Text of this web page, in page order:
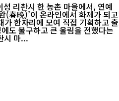
리촨시 한 농촌 마을에서, 연예
(春晚)’이 온라인에서 화제가 되고
한자리에 모여 직접 기획하고 출
도 불구하고 큰 울림을 전했다는
촨시 마...